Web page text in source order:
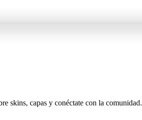
skins, capas y conéctate con la comunidad.